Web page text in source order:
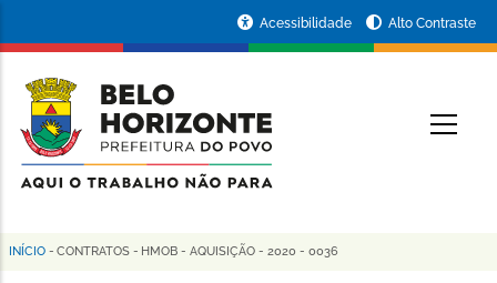
conteúdo
principal
da
Prefeitura
de
Horizonte
Acessibilidade Alto Contraste
Trilha
INÍCIO - CONTRATOS - HMOB - AQUISIÇÃO - 2020 - 0036